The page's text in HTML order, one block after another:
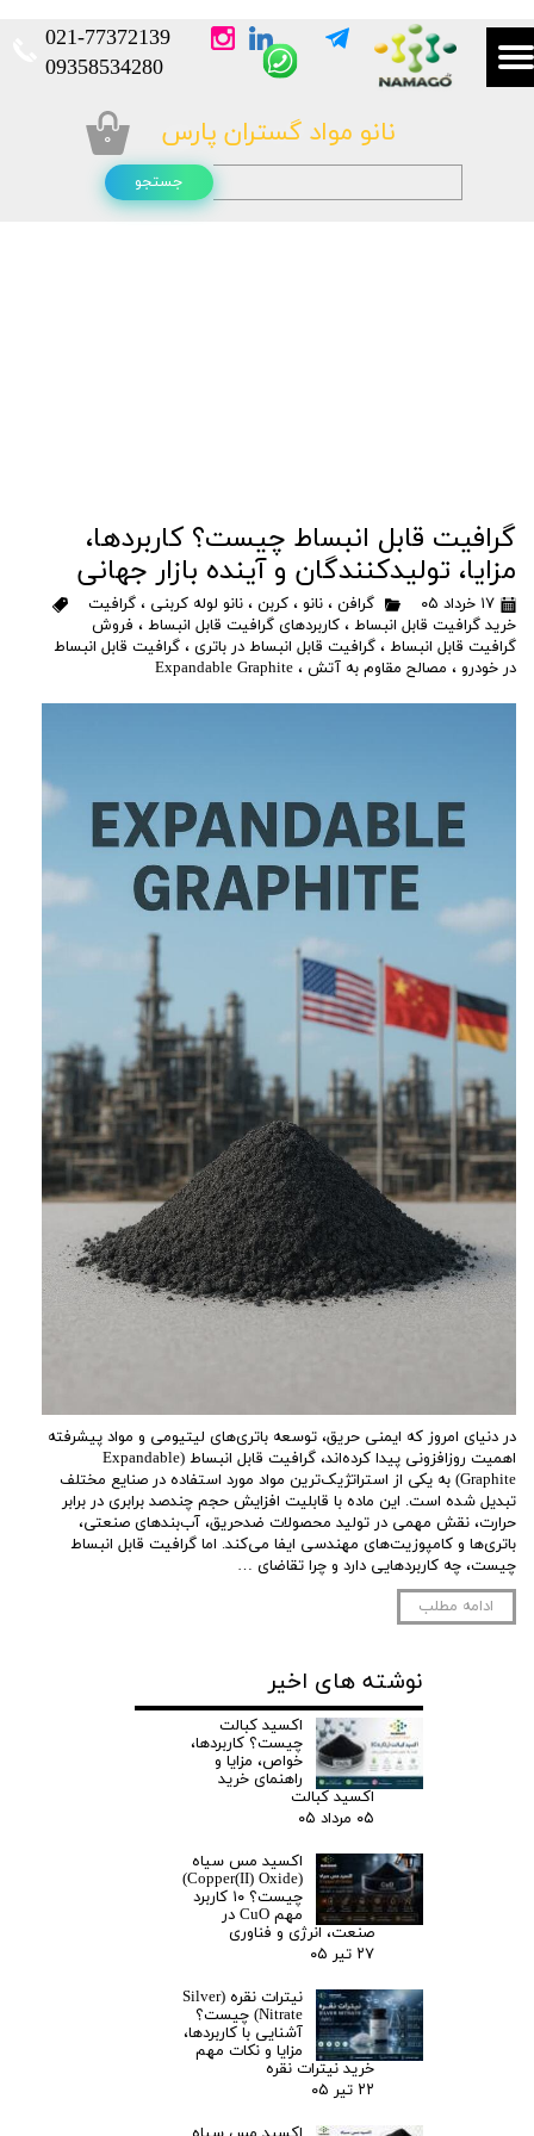
نانو مواد گستران پارس
021-77372139​​​​​​​
​​​​​​​09358534280
جستجو
۰
گرافیت قابل انبساط چیست؟ کاربردها،
مزایا، تولیدکنندگان و آینده بازار جهانی
۱۷ خرداد ۰۵ گرافن ، نانو ، کربن ، نانو لوله کربنی ، گرافیت
خرید گرافیت قابل انبساط ، کاربردهای گرافیت قابل انبساط ، فروش
گرافیت قابل انبساط ، گرافیت قابل انبساط در باتری ، گرافیت قابل انبساط
در خودرو ، مصالح مقاوم به آتش ، Expandable Graphite
در دنیای امروز که ایمنی حریق، توسعه باتری‌های لیتیومی و مواد پیشرفته
اهمیت روزافزونی پیدا کرده‌اند، گرافیت قابل انبساط (Expandable
Graphite) به یکی از استراتژیک‌ترین مواد مورد استفاده در صنایع مختلف
تبدیل شده است. این ماده با قابلیت افزایش حجم چندصد برابری در برابر
حرارت، نقش مهمی در تولید محصولات ضدحریق، آب‌بندهای صنعتی،
باتری‌ها و کامپوزیت‌های مهندسی ایفا می‌کند. اما گرافیت قابل انبساط
چیست، چه کاربردهایی دارد و چرا تقاضای …
ادامه مطلب
نوشته های اخیر
اکسید کبالت
چیست؟ کاربردها،
خواص، مزایا و
راهنمای خرید
اکسید کبالت
۰۵ مرداد ۰۵
اکسید مس سیاه
(Copper(II) Oxide)
چیست؟ ۱۰ کاربرد
مهم CuO در
صنعت، انرژی و فناوری
۲۷ تیر ۰۵
نیترات نقره (Silver
Nitrate) چیست؟
آشنایی با کاربردها،
مزایا و نکات مهم
خرید نیترات نقره
۲۲ تیر ۰۵